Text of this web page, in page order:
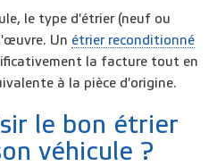
le type d'étrier (neuf ou
Un étrier reconditionné
la facture tout en
à la pièce d'origine.
le bon étrier
véhicule ?